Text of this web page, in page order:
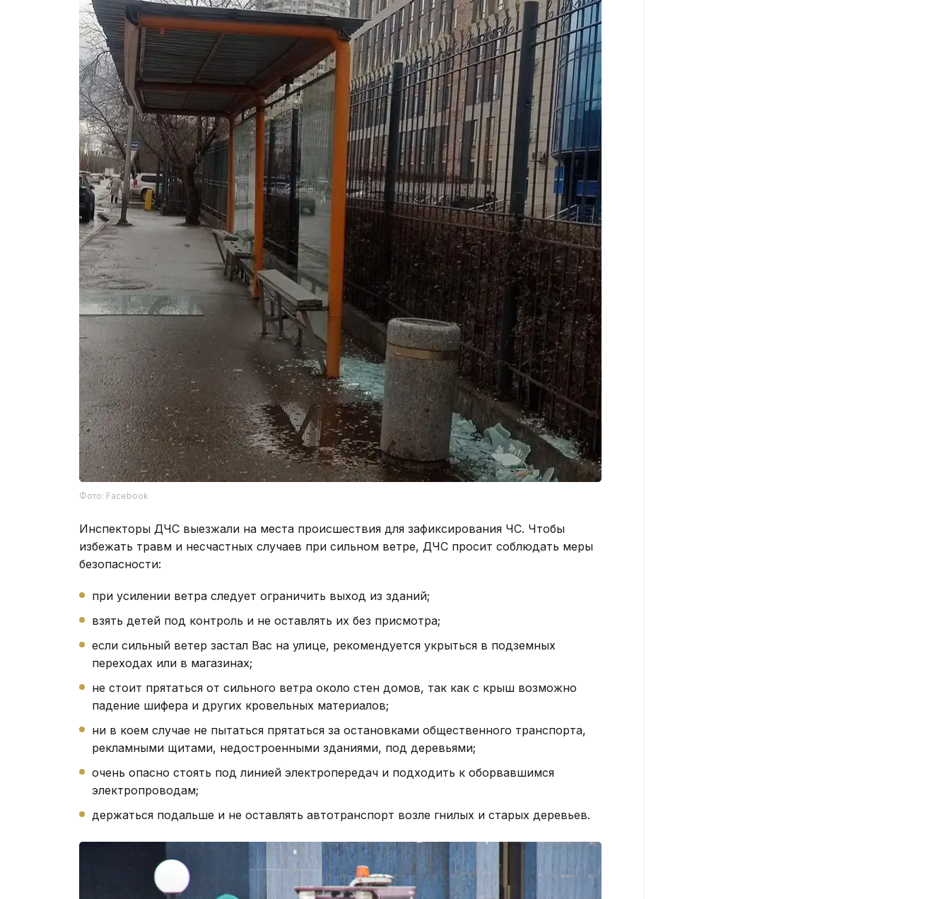
Фото: Facebook
Инспекторы ДЧС выезжали на места происшествия для зафиксирования ЧС. Чтобы
избежать травм и несчастных случаев при сильном ветре, ДЧС просит соблюдать меры
безопасности:
при усилении ветра следует ограничить выход из зданий;
взять детей под контроль и не оставлять их без присмотра;
если сильный ветер застал Вас на улице, рекомендуется укрыться в подземных
переходах или в магазинах;
не стоит прятаться от сильного ветра около стен домов, так как с крыш возможно
падение шифера и других кровельных материалов;
ни в коем случае не пытаться прятаться за остановками общественного транспорта,
рекламными щитами, недостроенными зданиями, под деревьями;
очень опасно стоять под линией электропередач и подходить к оборвавшимся
электропроводам;
держаться подальше и не оставлять автотранспорт возле гнилых и старых деревьев.